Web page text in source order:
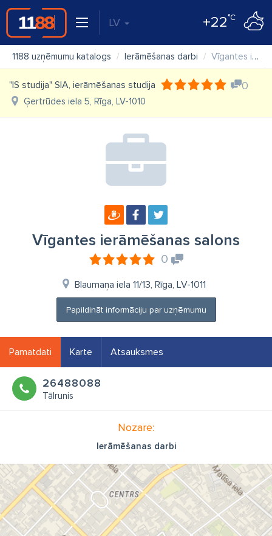
LV +22°C
1188 uzņēmumu katalogs Ierāmēšanas darbi Vīgantes ierāmēšanas salons
"IS studija" SIA, ierāmēšanas studija 0
Ģertrūdes iela 5, Rīga, LV-1010
Vīgantes ierāmēšanas salons
0
Blaumaņa iela 11/13, Rīga, LV-1011
Papildināt informāciju par uzņēmumu
Pamatdati Karte Atsauksmes
26488088
Tālrunis
Nozare:
Ierāmēšanas darbi